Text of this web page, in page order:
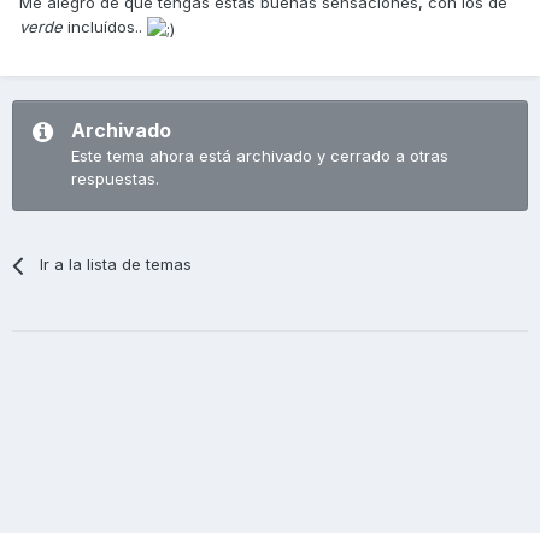
verde incluídos..
Archivado
Este tema ahora está archivado y cerrado a otras
respuestas.
Ir a la lista de temas